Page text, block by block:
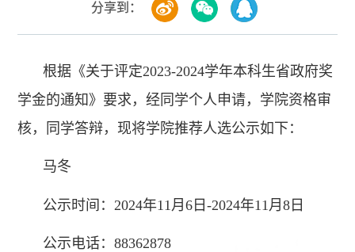
分享到：
根据《关于评定2023-2024学年本科生省政府奖
学金的通知》要求，经同学个人申请，学院资格审
核，同学答辩，现将学院推荐人选公示如下：
马冬
公示时间：2024年11月6日-2024年11月8日
公示电话：88362878